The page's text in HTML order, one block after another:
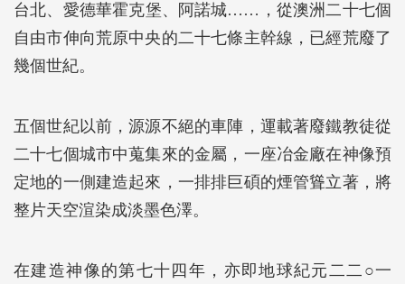
台北、愛德華霍克堡、阿諾城……，從澳洲二十七個
自由市伸向荒原中央的二十七條主幹線，已經荒廢了
幾個世紀。
五個世紀以前，源源不絕的車陣，運載著廢鐵教徒從
二十七個城市中蒐集來的金屬，一座冶金廠在神像預
定地的一側建造起來，一排排巨碩的煙管聳立著，將
整片天空渲染成淡墨色澤。
在建造神像的第七十四年，亦即地球紀元二二○一